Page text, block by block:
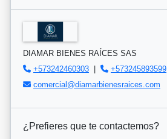
DIAMAR BIENES RAÍCES SAS
+573242460303 |
+573245893599
comercial@diamarbienesraices.com
¿Prefieres que te contactemos?